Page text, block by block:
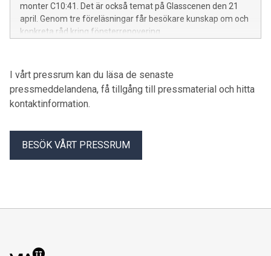
monter C10:41. Det är också temat på Glasscenen den 21
april. Genom tre föreläsningar får besökare kunskap om och
konkreta råd kring fönsterrenovering.
I vårt pressrum kan du läsa de senaste
pressmeddelandena, få tillgång till pressmaterial och hitta
kontaktinformation.
BESÖK VÅRT PRESSRUM